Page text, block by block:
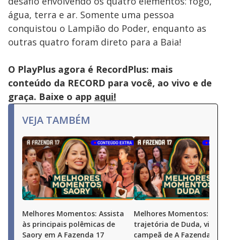
água, terra e ar. Somente uma pessoa
conquistou o Lampião do Poder, enquanto as
outras quatro foram direto para a Baia!
O PlayPlus agora é RecordPlus: mais
conteúdo da RECORD para você, ao vivo e de
graça. Baixe o app aqui!
VEJA TAMBÉM
Melhores Momentos: Assista
às principais polêmicas de
Saory em A Fazenda 17
Melhores Momentos:
trajetória de Duda, vice-
campeã de A Fazenda 17